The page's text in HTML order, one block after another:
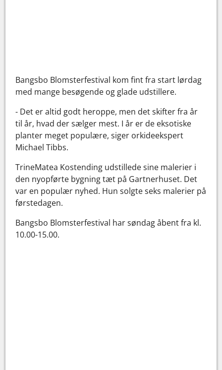
Bangsbo Blomsterfestival kom fint fra start lørdag
med mange besøgende og glade udstillere.
- Det er altid godt heroppe, men det skifter fra år
til år, hvad der sælger mest. I år er de eksotiske
planter meget populære, siger orkideekspert
Michael Tibbs.
TrineMatea Kostending udstillede sine malerier i
den nyopførte bygning tæt på Gartnerhuset. Det
var en populær nyhed. Hun solgte seks malerier på
førstedagen.
Bangsbo Blomsterfestival har søndag åbent fra kl.
10.00-15.00.